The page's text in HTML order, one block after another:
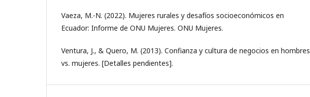
Vaeza, M.-N. (2022). Mujeres rurales y desafíos socioeconómicos en
Ecuador: Informe de ONU Mujeres. ONU Mujeres.
Ventura, J., & Quero, M. (2013). Confianza y cultura de negocios en hombres
vs. mujeres. [Detalles pendientes].